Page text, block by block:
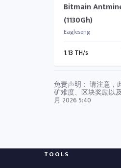
Bitmain
(1130Gh)
Eaglesong
1.13 TH/s
免责声明： 请注意，
矿难度、区块奖励以
月 2026 5:40
TOOLS